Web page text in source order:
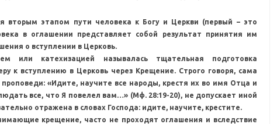
вторым этапом пути человека к Богу и Церкви (первый – это
в оглашении представляет собой результат принятия им
о вступлении в Церковь.
или катехизацией называлась тщательная подготовка
к вступлению в Церковь через Крещение. Строго говоря, сама
проповеди: «Идите, научите все народы, крестя их во имя Отца и
все, что Я повелел вам…» (Мф. 28:19-20), не допускает иной
отражена в словах Господа: идите, научите, крестите.
крещение, часто не проходят оглашения и вследствие